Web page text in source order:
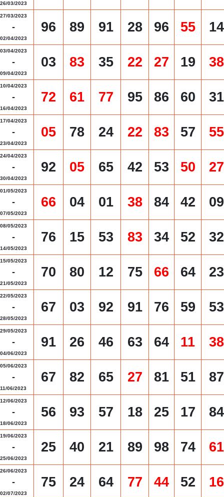
26/03/2023
27/03/2023
-
02/04/2023
96 89 91 28 96 55 14
03/04/2023
-
09/04/2023
03 83 35 22 27 19 38
10/04/2023
-
16/04/2023
72 61 77 95 86 60 31
17/04/2023
-
23/04/2023
05 78 24 22 83 57 55
24/04/2023
-
30/04/2023
92 05 65 42 53 50 27
01/05/2023
-
07/05/2023
66 04 01 38 84 42 09
08/05/2023
-
14/05/2023
76 15 53 83 34 52 32
15/05/2023
-
21/05/2023
70 80 12 75 66 64 23
22/05/2023
-
28/05/2023
67 03 92 91 76 59 53
29/05/2023
-
04/06/2023
91 26 46 63 64 11 38
05/06/2023
-
11/06/2023
67 82 65 27 81 51 87
12/06/2023
-
18/06/2023
56 93 57 18 25 17 84
19/06/2023
-
25/06/2023
25 40 21 89 98 74 61
26/06/2023
-
02/07/2023
75 24 64 77 44 52 16